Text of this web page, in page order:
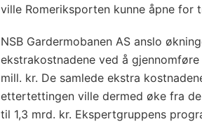
ville Romeriksporten kunne åpne for
NSB Gardermobanen AS anslo
ekstrakostnadene ved å
mill. kr. De samlede ekstra
ettertettingen ville dermed øke fra
til 1,3 mrd. kr. Ekspertgruppens